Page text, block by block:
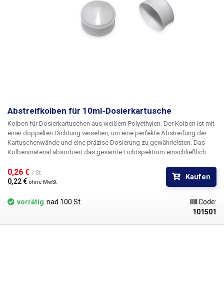
Abstreifkolben für 10ml-Dosierkartusche
Kolben für Dosierkartuschen aus weißem Polyethylen. Der Kolben ist mit
einer doppelten Dichtung versehen, um eine perfekte Abstreifung der
Kartuschenwände und eine präzise Dosierung zu gewährleisten. Das
Kolbenmaterial absorbiert das gesamte Lichtspektrum einschließlich
das Einsetzen des Stopfens in die Kartusche wird deren Inhalt
zuverlässig luftdicht verschlossen.
0,26 € / St.
0,22 € ohne MwSt
Kaufen
vorrätig nad 100 St.
Code:
101501